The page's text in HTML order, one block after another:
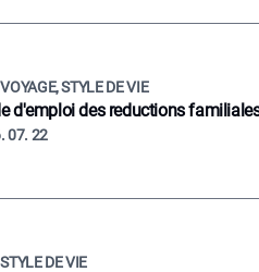
STYLE DE VIE
d'emploi des reductions
07. 22
DE VIE